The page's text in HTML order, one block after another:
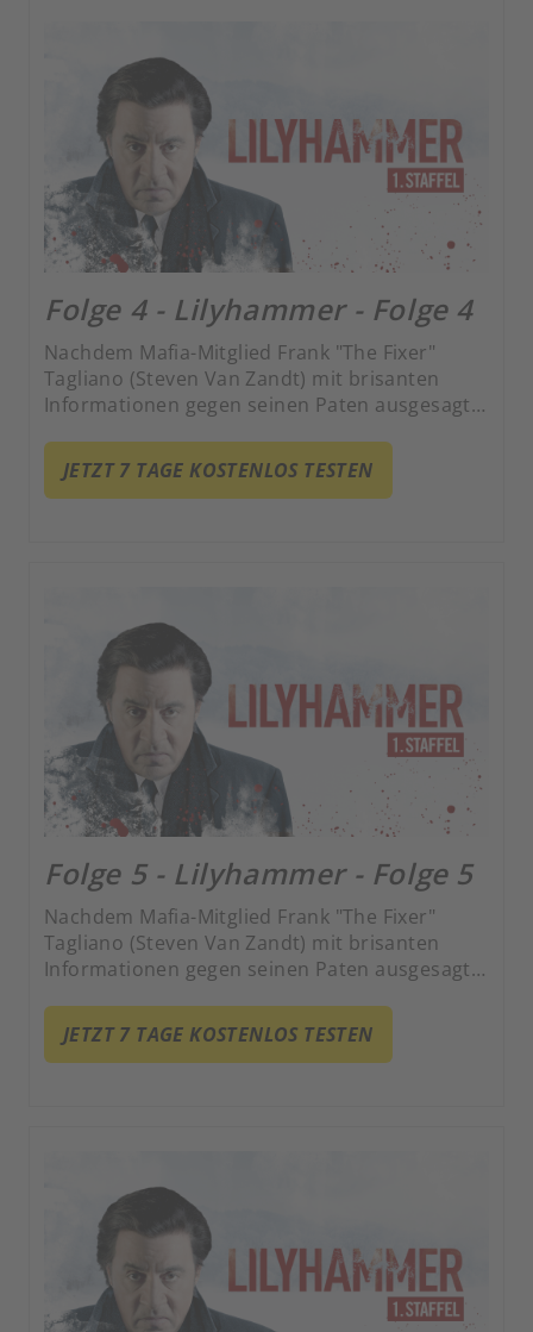
Folge 4 - Lilyhammer - Folge 4
Nachdem Mafia-Mitglied Frank "The Fixer"
Tagliano (Steven Van Zandt) mit brisanten
Informationen gegen seinen Paten ausgesagt
aufgenommen. Als neuen Lebensmittelpunkt
wählt er das norwegische Lillehammer.
JETZT 7 TAGE KOSTENLOS TESTEN
Folge 5 - Lilyhammer - Folge 5
Nachdem Mafia-Mitglied Frank "The Fixer"
Tagliano (Steven Van Zandt) mit brisanten
Informationen gegen seinen Paten ausgesagt
aufgenommen. Als neuen Lebensmittelpunkt
wählt er das norwegische Lillehammer.
JETZT 7 TAGE KOSTENLOS TESTEN